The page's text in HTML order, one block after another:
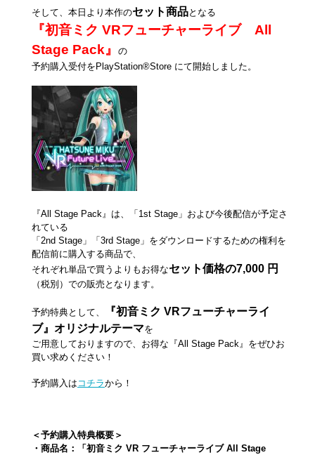
そして、本日より本作のセット商品となる
『初音ミク VRフューチャーライブ All
Stage Pack』
の
予約購入受付をPlayStation®Store にて開始しました。
『All Stage Pack』は、「1st Stage」および今後配信が予定さ
れている
「2nd Stage」「3rd Stage」をダウンロードするための権利を
配信前に購入する商品で、
それぞれ単品で買うよりもお得なセット価格の7,000 円
（税別）での販売となります。
予約特典として、
『初音ミク VRフューチャーライ
ブ』オリジナルテーマを
ご用意しておりますので、お得な『All Stage Pack』をぜひお
買い求めください！
予約購入は コチラから！
＜予約購入特典概要＞
・商品名：「初音ミク VR フューチャーライブ All Stage